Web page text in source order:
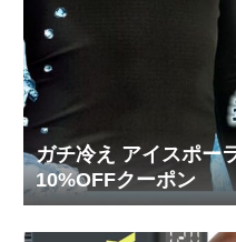
ガチ冷え アイスポー
10%OFFクーポン